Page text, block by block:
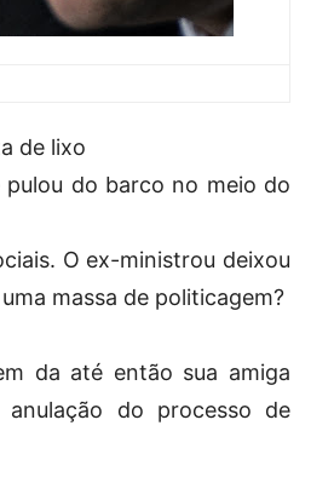
de lixo
do barco no meio do
O ex-ministrou deixou
massa de politicagem?
da até então sua amiga
do processo de